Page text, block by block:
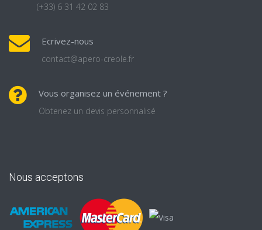
(+33) 6 31 42 02 83
Ecrivez-nous
contact@apero-creole.fr
Vous organisez un événement ?
Obtenez un devis personnalisé
Nous acceptons